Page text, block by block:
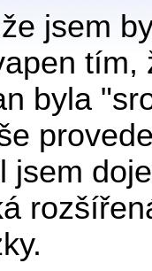
jsem
tím,
byla
jsem